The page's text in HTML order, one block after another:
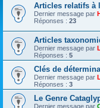
Articles relatifs à
Dernier message par
Réponses : 23
Articles
Dernier message par
Réponses : 5
Clés de
Dernier message par
Réponses : 3
Le Genre
Dernier message par